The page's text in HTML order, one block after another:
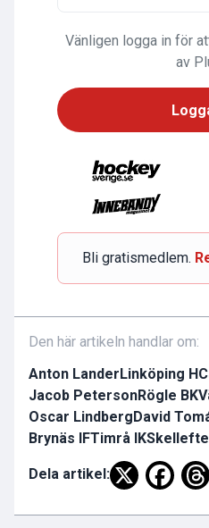
Vänligen logga in för
av
Bli gratismedlem.
Den här artikeln handlar om:
Anton LanderLinköping HC
Jacob PetersonRögle BK
Oscar LindbergDavid
Brynäs IFTimrå IK
Dela artikel: